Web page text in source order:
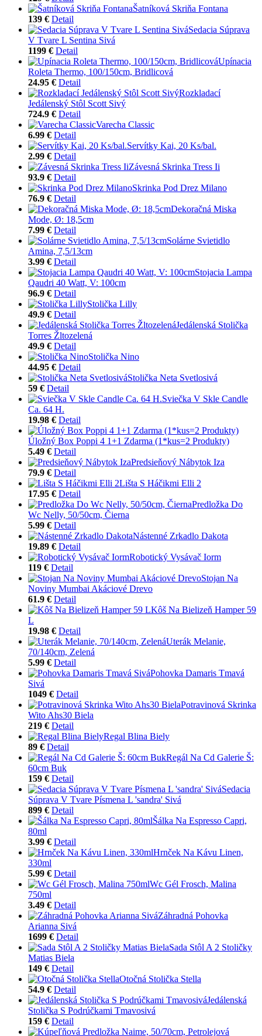
Šatníková Skriňa Fontana
139 € Detail
Sedacia Súprava
V Tvare L Sentina Sivá
1199 € Detail
Upínacia
Roleta Thermo, 100/150cm, Bridlicová
24.95 € Detail
Rozkladací
Jedálenský Stôl Scott Sivý
724.9 € Detail
Varecha Classic
6.99 € Detail
Servítky Kai, 20 Ks/bal.
2.99 € Detail
Závesná Skrinka Tress Ii
93.9 € Detail
Skrinka Pod Drez Milano
76.9 € Detail
Dekoračná Miska
Mode, Ø: 18,5cm
7.99 € Detail
Solárne Svietidlo
Amina, 7,5/13cm
3.99 € Detail
Stojacia Lampa
Qaudri 40 Watt, V: 100cm
96.9 € Detail
Stolička Lilly
49.9 € Detail
Jedálenská Stolička
Torres Žltozelená
49.9 € Detail
Stolička Nino
44.95 € Detail
Stolička Neta Svetlosivá
59 € Detail
Sviečka V Skle Candle
Ca. 64 H.
19.98 € Detail
Úložný Box Poppi 4 1+1 Zdarma (1*kus=2 Produkty)
5.49 € Detail
Predsieňový Nábytok Iza
79.9 € Detail
Lišta S Háčikmi Elli 2
17.95 € Detail
Predložka Do
Wc Nelly, 50/50cm, Čierna
5.99 € Detail
Nástenné Zrkadlo Dakota
19.89 € Detail
Robotický Vysávač Iorm
119 € Detail
Stojan Na
Noviny Mumbai Akáciové Drevo
61.9 € Detail
Kôš Na Bielizeň Hamper 59
L
19.98 € Detail
Uterák Melanie,
70/140cm, Zelená
5.99 € Detail
Pohovka Damaris Tmavá
Sivá
1049 € Detail
Potravinová Skrinka
Wito Ahs30 Biela
219 € Detail
Regal Blina Biely
89 € Detail
Regál Na Cd Galerie Š:
60cm Buk
159 € Detail
Sedacia
Súprava V Tvare Písmena L 'sandra' Sivá
899 € Detail
Šálka Na Espresso Capri,
80ml
3.99 € Detail
Hrnček Na Kávu Linen,
330ml
5.99 € Detail
Wc Gél Frosch, Malina
750ml
3.49 € Detail
Záhradná Pohovka
Arianna Sivá
1699 € Detail
Sada Stôl A 2 Stoličky
Matias Biela
149 € Detail
Otočná Stolička Stella
54.9 € Detail
Jedálenská
Stolička S Podrúčkami Tmavosivá
159 € Detail